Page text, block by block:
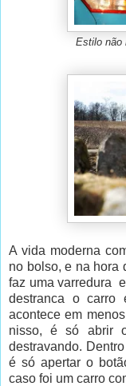
Estilo não
A vida moderna
no bolso, e na hora
faz uma varredura
destranca o carro
acontece em
nisso, é só abrir
destravando.
é só apertar o
caso foi um carro